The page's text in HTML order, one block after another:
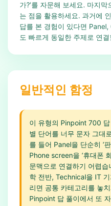
가?’를 자문해 보세요. 마지
는 점을 활용하세요. 과거에
답를 본 경험이 있다면
도 빠르게 동일한 주제로 연
일반적인 함정
이 유형의 Pinpoint 700
별 단어를 너무 문자 그대
를 들어 Panel을 단순히 ‘
Phone screen을 ‘휴대폰
문맥으로 연결하기 어렵
학 전반, Technical을 IT
리면 공통 카테고리를 놓
Pinpoint 답 풀이에서 또